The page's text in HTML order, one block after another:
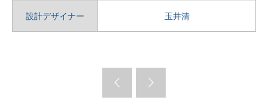
設計デザイナー 玉井清